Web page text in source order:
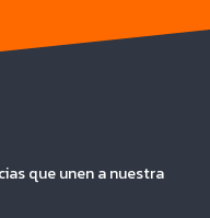
que unen a nuestra